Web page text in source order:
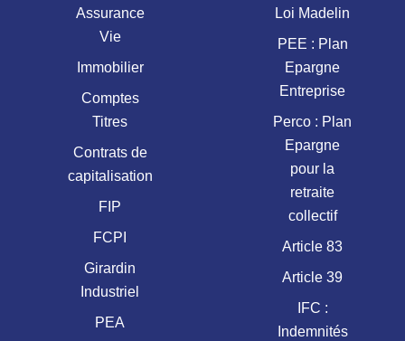
Assurance
Vie
Immobilier
Comptes
Titres
Contrats de
capitalisation
FIP
FCPI
Girardin
Industriel
PEA
Loi Madelin
PEE : Plan
Epargne
Entreprise
Perco : Plan
Epargne
pour la
retraite
collectif
Article 83
Article 39
IFC :
Indemnités